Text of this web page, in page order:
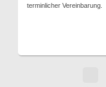
terminlicher Vereinbarung.